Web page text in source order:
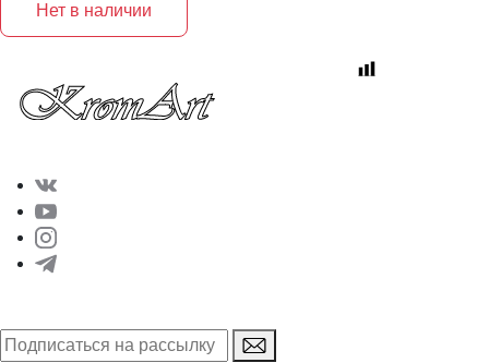
Нет в наличии